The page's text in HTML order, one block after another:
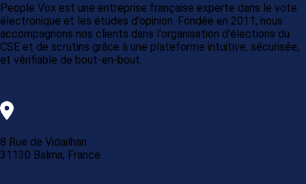
People Vox est une entreprise française experte dans le vote
électronique et les études d'opinion. Fondée en 2011, nous
accompagnons nos clients dans l'organisation d'élections du
CSE et de scrutins grâce à une plateforme intuitive, sécurisée,
et vérifiable de bout-en-bout.
8 Rue de Vidailhan
31130 Balma, France